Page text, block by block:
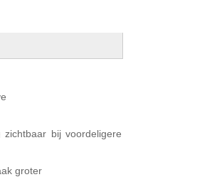
zichtbaar bij voordeligere
groter